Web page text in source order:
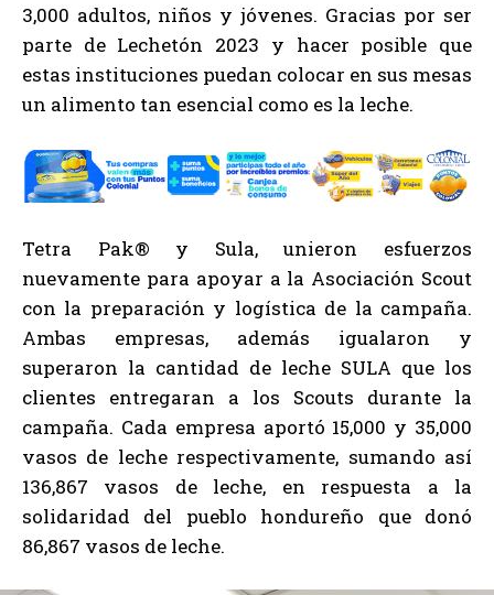
3,000 adultos, niños y jóvenes. Gracias por ser
parte de Lechetón 2023 y hacer posible que
estas instituciones puedan colocar en sus mesas
un alimento tan esencial como es la leche.
Tetra Pak® y Sula, unieron esfuerzos
nuevamente para apoyar a la Asociación Scout
con la preparación y logística de la campaña.
Ambas empresas, además igualaron y
superaron la cantidad de leche SULA que los
clientes entregaran a los Scouts durante la
campaña. Cada empresa aportó 15,000 y 35,000
vasos de leche respectivamente, sumando así
136,867 vasos de leche, en respuesta a la
solidaridad del pueblo hondureño que donó
86,867 vasos de leche.